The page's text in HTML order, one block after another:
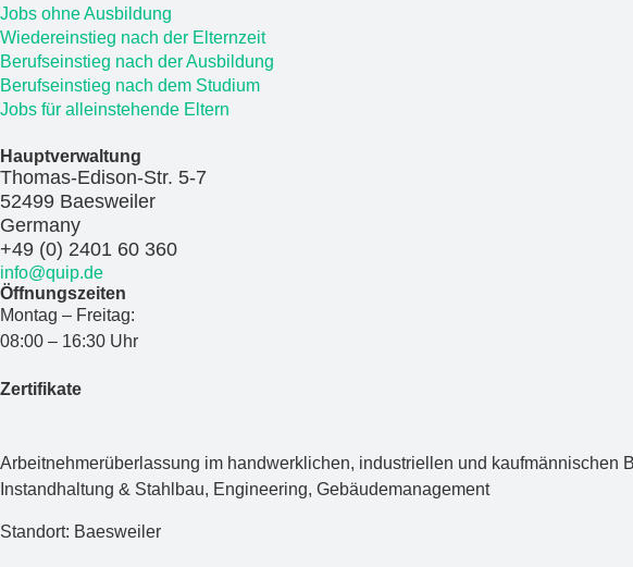
Jobs ohne Ausbildung
Wiedereinstieg nach der Elternzeit
Berufseinstieg nach der Ausbildung
Berufseinstieg nach dem Studium
Jobs für alleinstehende Eltern
Hauptverwaltung
Thomas-Edison-Str. 5-7
52499 Baesweiler
Germany
+49 (0) 2401 60 360
info@quip.de
Öffnungszeiten
Montag – Freitag:
08:00 – 16:30 Uhr
Zertifikate
Arbeit­nehmer­über­lassung im hand­werk­lichen, indus­triellen und kauf­männischen
Instandhaltung & Stahlbau, Engineering, Gebäude­management
Standort: Baesweiler